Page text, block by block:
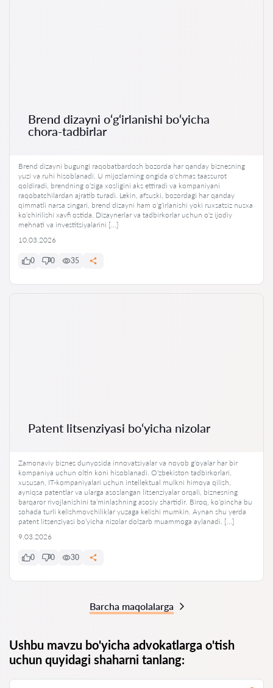
Brend dizayni o‘g‘irlanishi bo‘yicha
chora-tadbirlar
Brend dizayni bugungi raqobatbardosh bozorda har qanday biznesning
yuzi va ruhi hisoblanadi. U mijozlarning ongida o‘chmas taassurot
qoldiradi, brendning o‘ziga xosligini aks ettiradi va kompaniyani
raqobatchilardan ajratib turadi. Lekin, afsuski, bozordagi har qanday
qimmatli narsa singari, brend dizayni ham o‘g‘irlanishi yoki ruxsatsiz nusxa
ko‘chirilishi xavfi ostida. Dizaynerlar va tadbirkorlar uchun o‘z ijodiy
mehnati va investitsiyalarini […]
10.03.2026
0 0 35
Patent litsenziyasi bo‘yicha nizolar
Zamonaviy biznes dunyosida innovatsiyalar va noyob g‘oyalar har bir
kompaniya uchun oltin koni hisoblanadi. O‘zbekiston tadbirkorlari,
xususan, IT-kompaniyalari uchun intellektual mulkni himoya qilish,
ayniqsa patentlar va ularga asoslangan litsenziyalar orqali, biznesning
barqaror rivojlanishini ta’minlashning asosiy shartidir. Biroq, ko‘pincha bu
sohada turli kelishmovchiliklar yuzaga kelishi mumkin. Aynan shu yerda
patent litsenziyasi bo‘yicha nizolar dolzarb muammoga aylanadi. […]
9.03.2026
0 0 30
Barcha maqolalarga
Ushbu mavzu bo'yicha advokatlarga o'tish
uchun quyidagi shaharni tanlang: